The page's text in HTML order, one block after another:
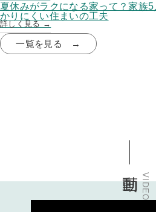
夏休みがラクになる家って？家族5
かりにくい住まいの工夫
詳しく見る →
一覧を見る →
VIDEO